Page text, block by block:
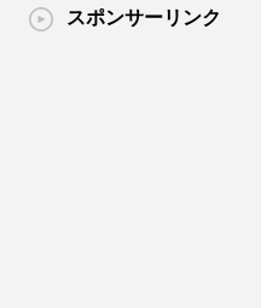
スポンサーリンク